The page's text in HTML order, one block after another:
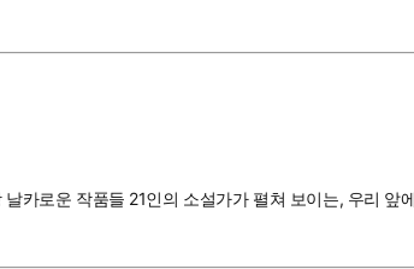
로운 작품들 21인의 소설가가 펼쳐 보이는, 우리 앞